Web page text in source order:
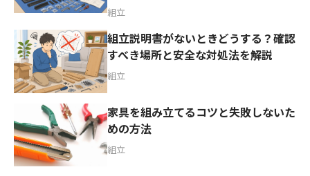
組立
組立説明書がないときどうする？確認
すべき場所と安全な対処法を解説
組立
家具を組み立てるコツと失敗しないた
めの方法
組立